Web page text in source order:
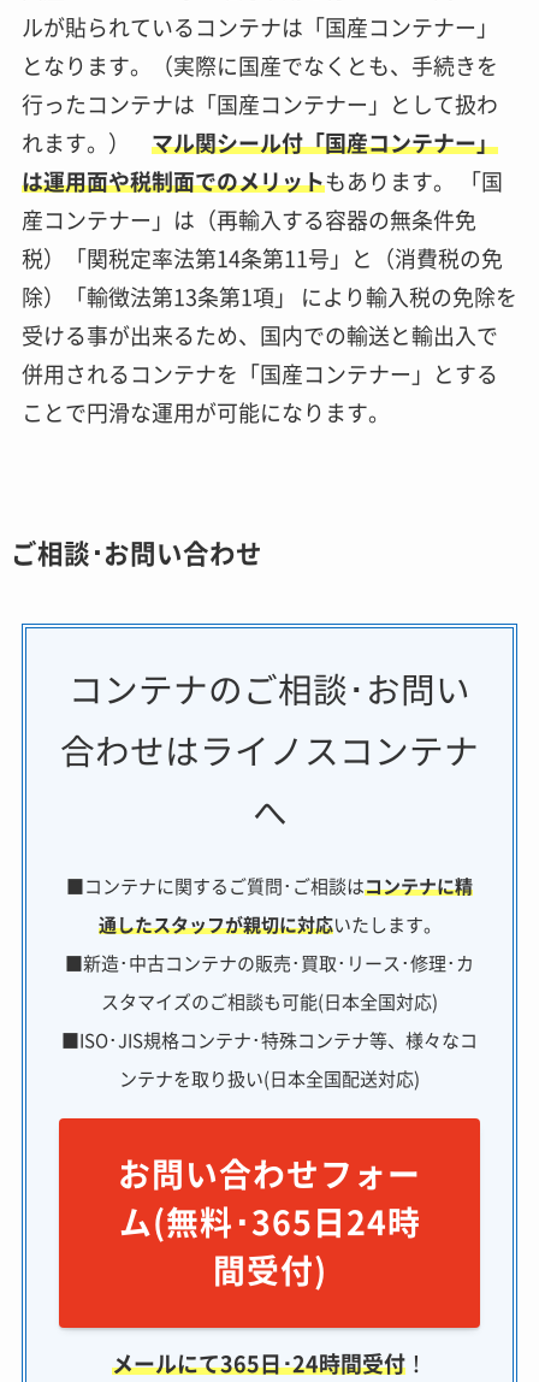
ルが貼られているコンテナは「国産コンテナー」
となります。（実際に国産でなくとも、手続きを
行ったコンテナは「国産コンテナー」として扱わ
れます。） マル関シール付「国産コンテナー」
は運用面や税制面でのメリットもあります。 「国
産コンテナー」は（再輸入する容器の無条件免
税）「関税定率法第14条第11号」と（消費税の免
除）「輸徴法第13条第1項」 により輸入税の免除を
受ける事が出来るため、国内での輸送と輸出入で
併用されるコンテナを「国産コンテナー」とする
ことで円滑な運用が可能になります。
ご相談･お問い合わせ
コンテナのご相談･お問い
合わせはライノスコンテナ
へ
■コンテナに関するご質問･ご相談はコンテナに精
通したスタッフが親切に対応いたします。
■新造･中古コンテナの販売･買取･リース･修理･カ
スタマイズのご相談も可能(日本全国対応)
■ISO･JIS規格コンテナ･特殊コンテナ等、様々なコ
ンテナを取り扱い(日本全国配送対応)
お問い合わせフォー
ム(無料･365日24時
間受付)
メールにて365日･24時間受付 ！